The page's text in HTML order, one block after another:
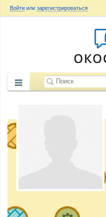
Войти или зарегистрироваться